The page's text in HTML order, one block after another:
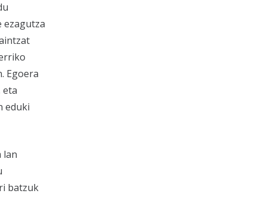
ezagutza
Egoera
eta
eduki
lan
batzuk